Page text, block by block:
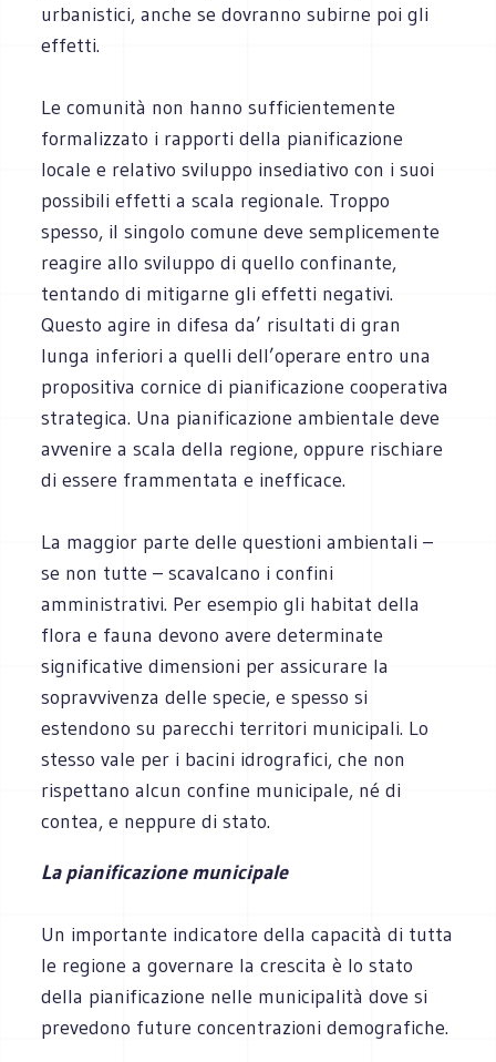
urbanistici, anche se dovranno subirne poi gli
effetti.
Le comunità non hanno sufficientemente
formalizzato i rapporti della pianificazione
locale e relativo sviluppo insediativo con i suoi
possibili effetti a scala regionale. Troppo
spesso, il singolo comune deve semplicemente
reagire allo sviluppo di quello confinante,
tentando di mitigarne gli effetti negativi.
Questo agire in difesa da’ risultati di gran
lunga inferiori a quelli dell’operare entro una
propositiva cornice di pianificazione cooperativa
strategica. Una pianificazione ambientale deve
avvenire a scala della regione, oppure rischiare
di essere frammentata e inefficace.
La maggior parte delle questioni ambientali –
se non tutte – scavalcano i confini
amministrativi. Per esempio gli habitat della
flora e fauna devono avere determinate
significative dimensioni per assicurare la
sopravvivenza delle specie, e spesso si
estendono su parecchi territori municipali. Lo
stesso vale per i bacini idrografici, che non
rispettano alcun confine municipale, né di
contea, e neppure di stato.
La pianificazione municipale
Un importante indicatore della capacità di tutta
le regione a governare la crescita è lo stato
della pianificazione nelle municipalità dove si
prevedono future concentrazioni demografiche.